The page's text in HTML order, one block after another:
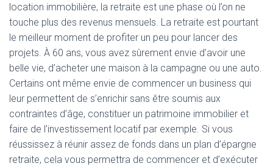
location immobilière, la retraite est une phase où l’on ne
touche plus des revenus mensuels. La retraite est pourtant
le meilleur moment de profiter un peu pour lancer des
projets. À 60 ans, vous avez sûrement envie d’avoir une
belle vie, d’acheter une maison à la campagne ou une auto.
Certains ont même envie de commencer un business qui
leur permettent de s’enrichir sans être soumis aux
contraintes d’âge, constituer un patrimoine immobilier et
faire de l’investissement locatif par exemple. Si vous
réussissez à réunir assez de fonds dans un plan d’épargne
retraite, cela vous permettra de commencer et d’exécuter